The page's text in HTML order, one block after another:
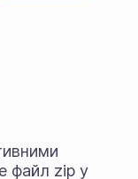
файл zip у